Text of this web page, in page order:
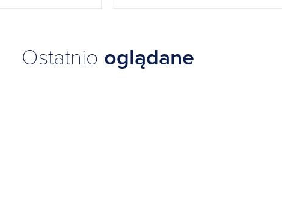
Ostatnio oglądane